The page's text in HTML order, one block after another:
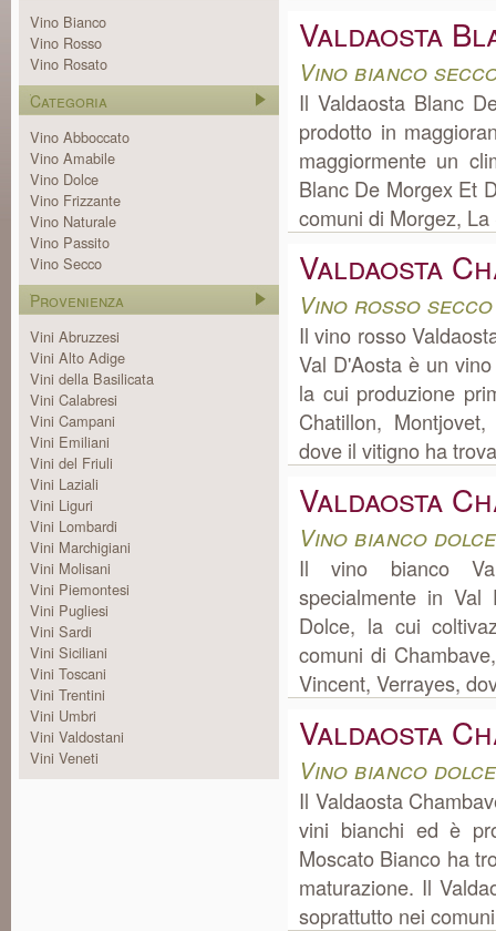
Vino Bianco
Vino Rosso
Vino Rosato
Categoria
Vino Abboccato
Vino Amabile
Vino Dolce
Vino Frizzante
Vino Naturale
Vino Passito
Vino Secco
Provenienza
Vini Abruzzesi
Vini Alto Adige
Vini della Basilicata
Vini Calabresi
Vini Campani
Vini Emiliani
Vini del Friuli
Vini Laziali
Vini Liguri
Vini Lombardi
Vini Marchigiani
Vini Molisani
Vini Piemontesi
Vini Pugliesi
Vini Sardi
Vini Siciliani
Vini Toscani
Vini Trentini
Vini Umbri
Vini Valdostani
Vini Veneti
Valdaosta
Vino bianco
Il Valdaosta Blanc
prodotto in
maggiormente un
Blanc De Morgex Et
comuni di Morgez,
Valdaosta
Vino rosso
Il vino rosso
Val D'Aosta è un
la cui produzione
Chatillon,
dove il vitigno ha
Valdaosta
Vino bianco
Il vino bianco
specialmente in Val
Dolce, la cui
comuni di
Vincent, Verrayes,
Valdaosta
Vino bianco
Il Valdaosta
vini bianchi ed è
Moscato Bianco ha
maturazione. Il
soprattutto nei